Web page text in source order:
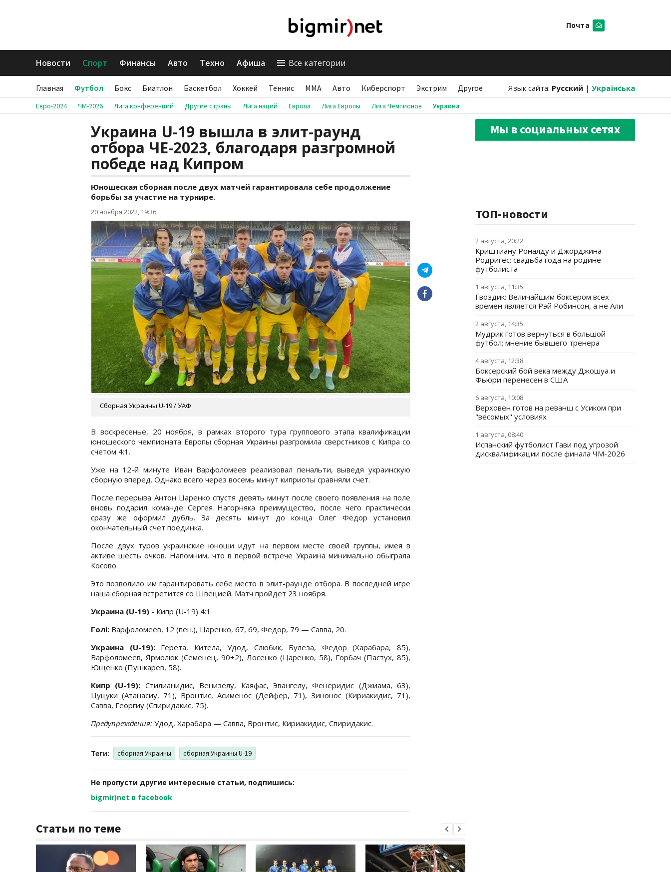
Почта
Новости Спорт Финансы Авто Техно Афиша Все категории
Главная Футбол Бокс Биатлон Баскетбол Хоккей Теннис ММА Авто Киберспорт Экстрим Другое Язык сайта: Русский | Українська
Евро-2024 ЧМ-2026 Лига конференций Другие страны Лига наций Европа Лига Европы Лига Чемпионов Украина
Украина U-19 вышла в элит-раунд
отбора ЧЕ-2023, благодаря разгромной
победе над Кипром
Юношеская сборная после двух матчей гарантировала себе продолжение
борьбы за участие на турнире.
20 ноября 2022, 19:36
Сборная Украины U-19 / УАФ
В воскресенье, 20 ноября, в рамках второго тура группового этапа квалификации
юношеского чемпионата Европы сборная Украины разгромила сверстников с Кипра со
счетом 4:1.
Уже на 12-й минуте Иван Варфоломеев реализовал пенальти, выведя украинскую
сборную вперед. Однако всего через восемь минут киприоты сравняли счет.
После перерыва Антон Царенко спустя девять минут после своего появления на поле
вновь подарил команде Сергея Нагорняка преимущество, после чего практически
сразу же оформил дубль. За десять минут до конца Олег Федор установил
окончательный счет поединка.
После двух туров украинские юноши идут на первом месте своей группы, имея в
активе шесть очков. Напомним, что в первой встрече Украина минимально обыграла
Косово.
Это позволило им гарантировать себе место в элит-раунде отбора. В последней игре
наша сборная встретится со Швецией. Матч пройдет 23 ноября.
Украина (U-19) - Кипр (U-19) 4:1
Голі: Варфоломеев, 12 (пен.), Царенко, 67, 69, Федор, 79 — Савва, 20.
Украина (U-19):Герета, Китела, Удод, Слюбик, Булеза, Федор (Харабара, 85),
Варфоломеев, Ярмолюк (Семенец, 90+2), Лосенко (Царенко, 58), Горбач (Пастух, 85),
Ющенко (Пушкарев, 58).
Кипр (U-19): Стилианидис, Венизелу, Каяфас, Эвангелу, Фенеридис (Джиама, 63),
Цуцуки (Атанасиу, 71), Вронтис, Асименос (Дейфер, 71), Зинонос (Кириакидис, 71),
Савва, Георгиу (Спиридакис, 75).
Предупреждения: Удод, Харабара — Савва, Вронтис, Кириакидис, Спиридакис.
Теги: сборная Украины сборная Украины U-19
Не пропусти другие интересные статьи, подпишись:
bigmir)net в facebook
Статьи по теме
Мы в социальных сетях
ТОП-новости
2 августа, 20:22
Криштиану Роналду и Джорджина
Родригес: свадьба года на родине
футболиста
1 августа, 11:35
Гвоздик: Величайшим боксером всех
времен является Рэй Робинсон, а не Али
2 августа, 14:35
Мудрик готов вернуться в большой
футбол: мнение бывшего тренера
4 августа, 12:38
Боксерский бой века между Джошуа и
Фьюри перенесен в США
6 августа, 10:08
Верховен готов на реванш с Усиком при
"весомых" условиях
1 августа, 08:40
Испанский футболист Гави под угрозой
дисквалификации после финала ЧМ-2026